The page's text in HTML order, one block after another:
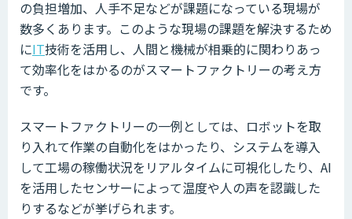
の負担増加、人手不足などが課題になっている現場が
数多くあります。このような現場の課題を解決するため
にIT技術を活用し、人間と機械が相乗的に関わりあっ
て効率化をはかるのがスマートファクトリーの考え方
です。
スマートファクトリーの一例としては、ロボットを取
り入れて作業の自動化をはかったり、システムを導入
して工場の稼働状況をリアルタイムに可視化したり、AI
を活用したセンサーによって温度や人の声を認識した
りするなどが挙げられます。